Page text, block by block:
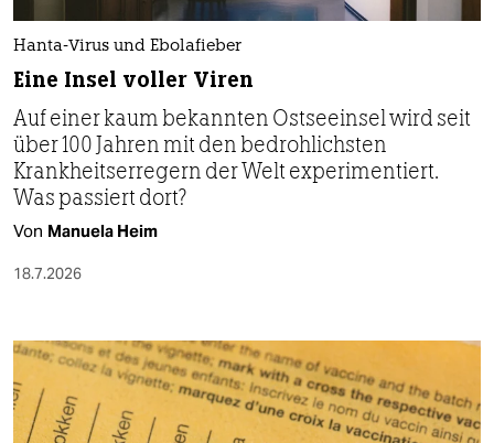
Hanta-Virus und Ebolafieber
Eine Insel voller Viren
Auf einer kaum bekannten Ostseeinsel wird seit
über 100 Jahren mit den bedrohlichsten
Krankheitserregern der Welt experimentiert.
Was passiert dort?
Von Manuela Heim
18.7.2026